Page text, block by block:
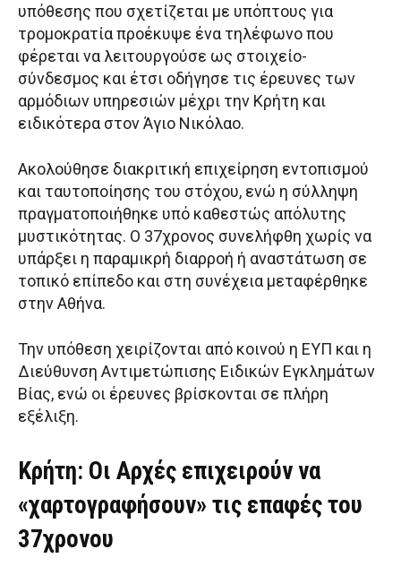
υπόθεσης που σχετίζεται με υπόπτους για
τρομοκρατία προέκυψε ένα τηλέφωνο που
φέρεται να λειτουργούσε ως στοιχείο-
σύνδεσμος και έτσι οδήγησε τις έρευνες των
αρμόδιων υπηρεσιών μέχρι την Κρήτη και
ειδικότερα στον Άγιο Νικόλαο.
Ακολούθησε διακριτική επιχείρηση εντοπισμού
και ταυτοποίησης του στόχου, ενώ η σύλληψη
πραγματοποιήθηκε υπό καθεστώς απόλυτης
μυστικότητας. Ο 37χρονος συνελήφθη χωρίς να
υπάρξει η παραμικρή διαρροή ή αναστάτωση σε
τοπικό επίπεδο και στη συνέχεια μεταφέρθηκε
στην Αθήνα.
Την υπόθεση χειρίζονται από κοινού η ΕΥΠ και η
Διεύθυνση Αντιμετώπισης Ειδικών Εγκλημάτων
Βίας, ενώ οι έρευνες βρίσκονται σε πλήρη
εξέλιξη.
Κρήτη: Οι Αρχές επιχειρούν να
«χαρτογραφήσουν» τις επαφές του
37χρονου